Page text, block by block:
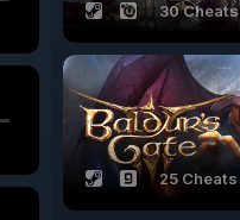
30 Cheats
25 Cheats